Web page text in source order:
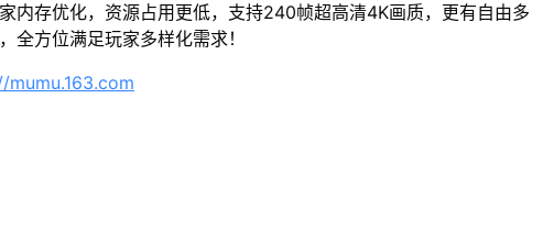
内存优化，资源占用更低，支持240帧超高清4K画质，更有自由多
全方位满足玩家多样化需求！
mumu.163.com